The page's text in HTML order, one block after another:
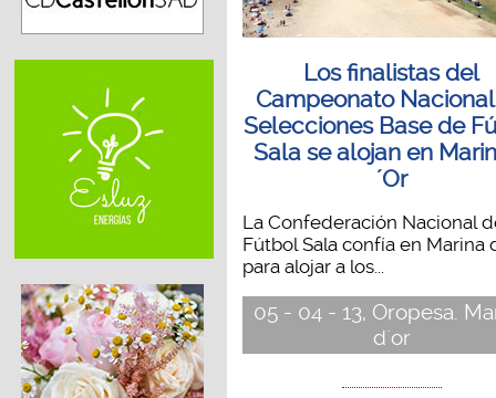
Los finalistas del
Campeonato
Selecciones Base de
Sala se alojan en
´Or
La Confederación Nacional
Fútbol Sala confía en Marina
para alojar a los...
05 - 04 - 13, Oropesa.
d´or